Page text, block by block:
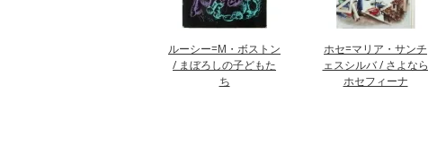
ルーシー=M・ボストン
/ まぼろしの子どもた
ち
ホセ=マリア・サンチ
ェスシルバ / さよなら
ホセフィーナ